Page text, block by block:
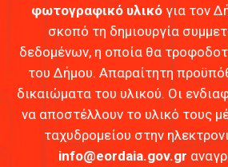
φωτογραφικό υλικό για τον
σκοπό τη δημιουργία
δεδομένων, η οποία θα
του Δήμου. Απαραίτητη
δικαιώματα του υλικού. Οι
να αποστέλλουν το υλικό τους
ταχυδρομείου στην
info@eordaia.gov.gr